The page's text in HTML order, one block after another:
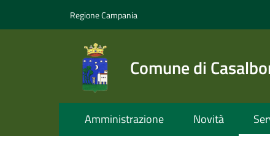
Regione Campania
Comune di
Amministrazione Novità